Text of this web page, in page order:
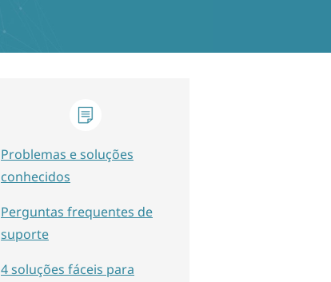
Problemas e soluções
conhecidos
Perguntas frequentes de
suporte
4 soluções fáceis para